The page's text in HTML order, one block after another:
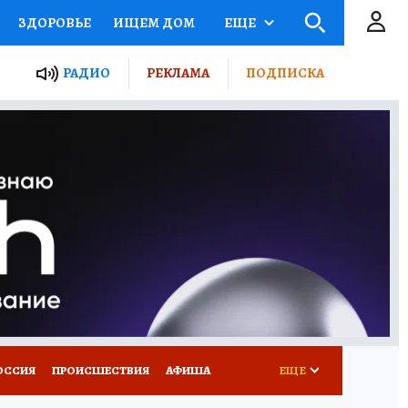
ЗДОРОВЬЕ ИЩЕМ ДОМ
ПРОЕКТЫ РОССИИ
ПУТЕВОДИТЕЛЬ
ПОТРЕБИТЕЛЯ
ЕЩЕ
РАДИО РЕКЛАМА ПОДПИСКА
ПРОИСШЕСТВИЯ АФИША ЕЩЕ